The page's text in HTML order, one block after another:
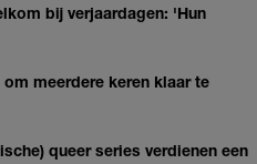
bij verjaardagen: 'Hun
meerdere keren klaar te
queer series verdienen een